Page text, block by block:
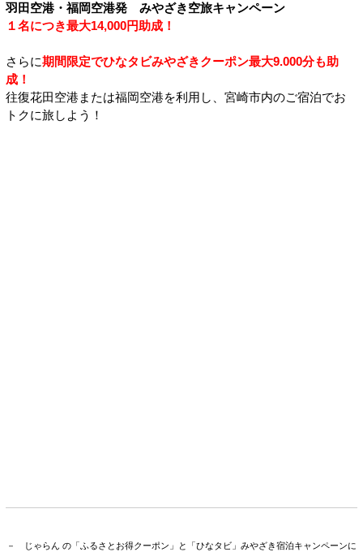
羽田空港・福岡空港発 みやざき空旅キャンペーン
１名につき最大14,000円助成！
さらに期間限定でひなタビみやざきクーポン最大9.000分も助
成！
往復花田空港または福岡空港を利用し、宮崎市内のご宿泊でお
トクに旅しよう！
－ じゃらん の「ふるさとお得クーポン」と「ひなタビ」みやざき宿泊キャンペーンに